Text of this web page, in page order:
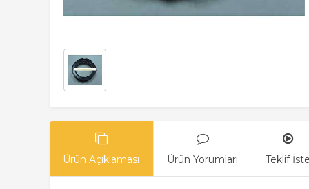
Ürün Açıklaması Ürün Yorumları Teklif